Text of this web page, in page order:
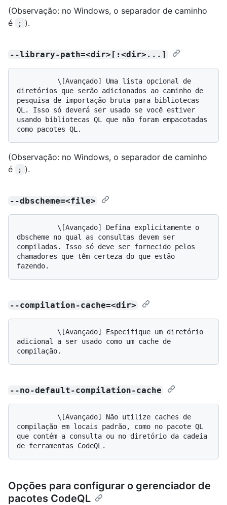
(Observação: no Windows, o separador de caminho
é
; ).
--library-path=<dir>[:<dir>...]
diretórios que serão adicionados ao caminho de
pesquisa de importação bruta para bibliotecas
QL. Isso só deverá ser usado se você estiver
usando bibliotecas QL que não foram empacotadas
(Observação: no Windows, o separador de caminho
é
; ).
--dbscheme=<file>
dbscheme no qual as consultas devem ser
compiladas. Isso só deve ser fornecido pelos
chamadores que têm certeza do que estão
--compilation-cache=<dir>
adicional a ser usado como um cache de
--no-default-compilation-cache
compilação em locais padrão, como no pacote QL
que contém a consulta ou no diretório da cadeia
Opções para configurar o gerenciador de
pacotes CodeQL